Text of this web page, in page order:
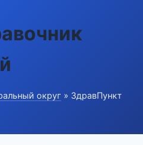
округ » ЗдравПункт